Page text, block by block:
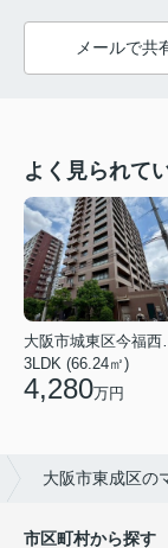
メールで共
よく見られて
大阪
3LDK (66.24㎡)
4,280万円
大阪市東成区の
市区町村から探す